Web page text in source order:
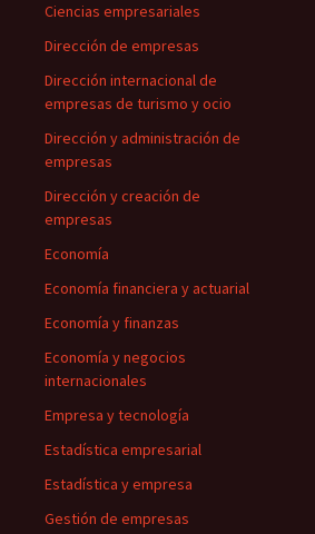
Ciencias empresariales
Dirección de empresas
Dirección internacional de
empresas de turismo y ocio
Dirección y administración de
empresas
Dirección y creación de
empresas
Economía
Economía financiera y actuarial
Economía y finanzas
Economía y negocios
internacionales
Empresa y tecnología
Estadística empresarial
Estadística y empresa
Gestión de empresas